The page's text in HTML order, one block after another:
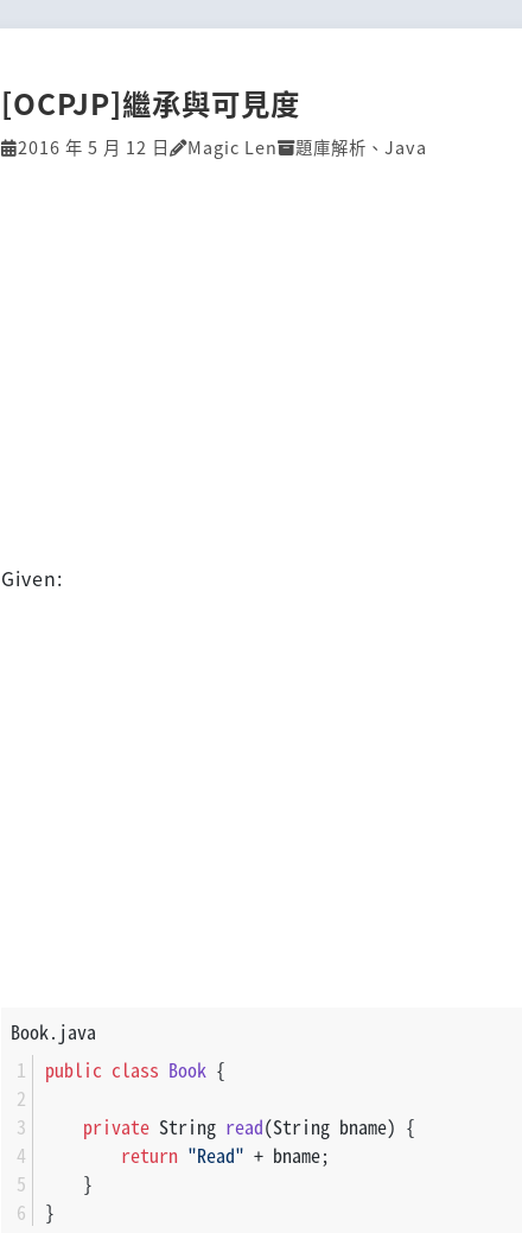
[OCPJP]繼承與可見度
2016 年 5 月 12 日 Magic Len 題庫解析 、 Java
Given:
Book.java
public class Book {
private String read(String bname) {
return "Read" + bname;
    }
}